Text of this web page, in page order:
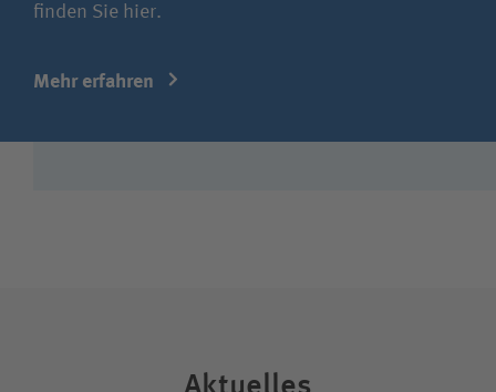
finden Sie hier.
Mehr erfahren